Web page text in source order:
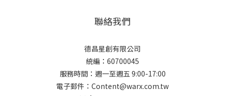
聯絡我們
德昌星創有限公司
統編：60700045
服務時間：週一至週五 9:00-17:00
電子郵件：Content@warx.com.tw